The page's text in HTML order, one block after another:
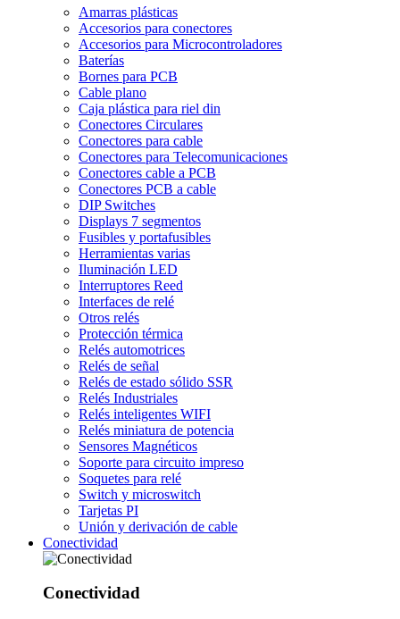
Amarras plásticas
Accesorios para conectores
Accesorios para Microcontroladores
Baterías
Bornes para PCB
Cable plano
Caja plástica para riel din
Conectores Circulares
Conectores para cable
Conectores para Telecomunicaciones
Conectores cable a PCB
Conectores PCB a cable
DIP Switches
Displays 7 segmentos
Fusibles y portafusibles
Herramientas varias
Iluminación LED
Interruptores Reed
Interfaces de relé
Otros relés
Protección térmica
Relés automotrices
Relés de señal
Relés de estado sólido SSR
Relés Industriales
Relés inteligentes WIFI
Relés miniatura de potencia
Sensores Magnéticos
Soporte para circuito impreso
Soquetes para relé
Switch y microswitch
Tarjetas PI
Unión y derivación de cable
Conectividad
Conectividad